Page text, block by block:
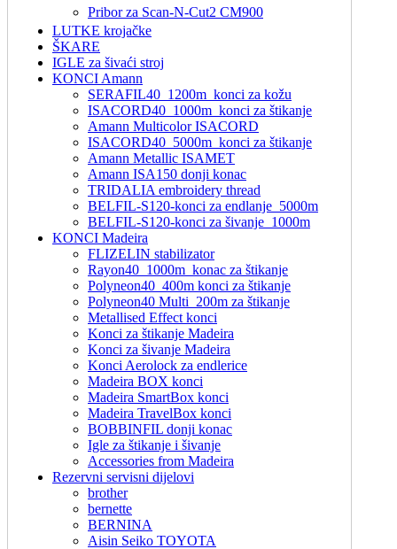
Pribor za Scan-N-Cut2 CM900
LUTKE krojačke
ŠKARE
IGLE za šivaći stroj
KONCI Amann
SERAFIL40_1200m_konci za kožu
ISACORD40_1000m_konci za štikanje
Amann Multicolor ISACORD
ISACORD40_5000m_konci za štikanje
Amann Metallic ISAMET
Amann ISA150 donji konac
TRIDALIA embroidery thread
BELFIL-S120-konci za endlanje_5000m
BELFIL-S120-konci za šivanje_1000m
KONCI Madeira
FLIZELIN stabilizator
Rayon40_1000m_konac za štikanje
Polyneon40_400m konci za štikanje
Polyneon40 Multi_200m za štikanje
Metallised Effect konci
Konci za štikanje Madeira
Konci za šivanje Madeira
Konci Aerolock za endlerice
Madeira BOX konci
Madeira SmartBox konci
Madeira TravelBox konci
BOBBINFIL donji konac
Igle za štikanje i šivanje
Accessories from Madeira
Rezervni servisni dijelovi
brother
bernette
BERNINA
Aisin Seiko TOYOTA